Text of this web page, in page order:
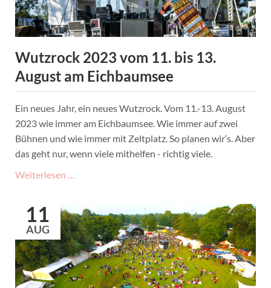
Uhr
im
Café
Flop
Wutzrock 2023 vom 11. bis 13.
August am Eichbaumsee
Ein neues Jahr, ein neues Wutzrock. Vom 11.-13. August
2023 wie immer am Eichbaumsee. Wie immer auf zwei
Bühnen und wie immer mit Zeltplatz. So planen wir‘s. Aber
das geht nur, wenn viele mithelfen - richtig viele.
Weiterlesen …
11.
bis
13.
August
am
11
AUG